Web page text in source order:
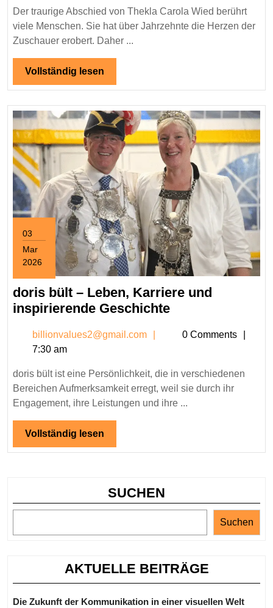
Carola
Wied
–
Ein
bewegender
Moment
des
Abschieds
Der traurige Abschied von Thekla Carola Wied berührt
viele Menschen. Sie hat über Jahrzehnte die Herzen der
Zuschauer erobert. Daher ...
Vollständig lesen
lesen
03
Mar
2026
3,
2026
doris bült – Leben, Karriere und
inspirierende Geschichtedoris
Karriere
und
inspirierende
billionvalues2@gmail.com
0 Comments
7:30 am
doris bült ist eine Persönlichkeit, die in verschiedenen
Bereichen Aufmerksamkeit erregt, weil sie durch ihr
Engagement, ihre Leistungen und ihre ...
Vollständig lesen
lesen
SUCHEN
Suchen
AKTUELLE BEITRÄGE
Die Zukunft der Kommunikation in einer visuellen Welt